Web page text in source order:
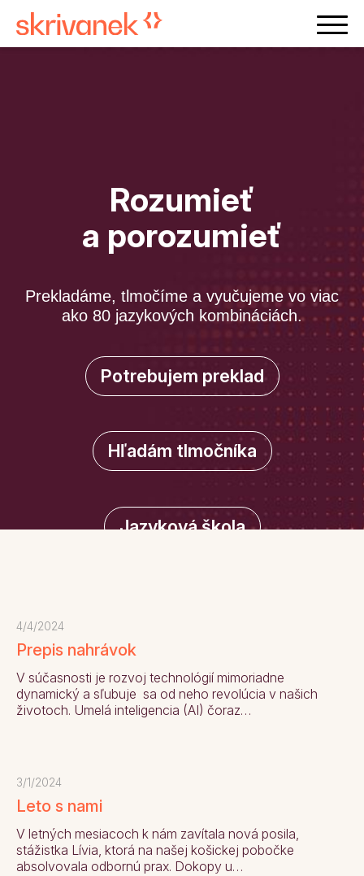
Rozumieť
a porozumieť
Prekladáme, tlmočíme a vyučujeme vo viac
ako 80 jazykových kombináciách.
Potrebujem preklad
Hľadám tlmočníka
Jazyková škola
4/4/2024
Prepis nahrávok
V súčasnosti je rozvoj technológií mimoriadne
dynamický a sľubuje sa od neho revolúcia v našich
životoch. Umelá inteligencia (AI) čoraz…
3/1/2024
Leto s nami
V letných mesiacoch k nám zavítala nová posila,
stážistka Lívia, ktorá na našej košickej pobočke
absolvovala odbornú prax. Dokopy u…